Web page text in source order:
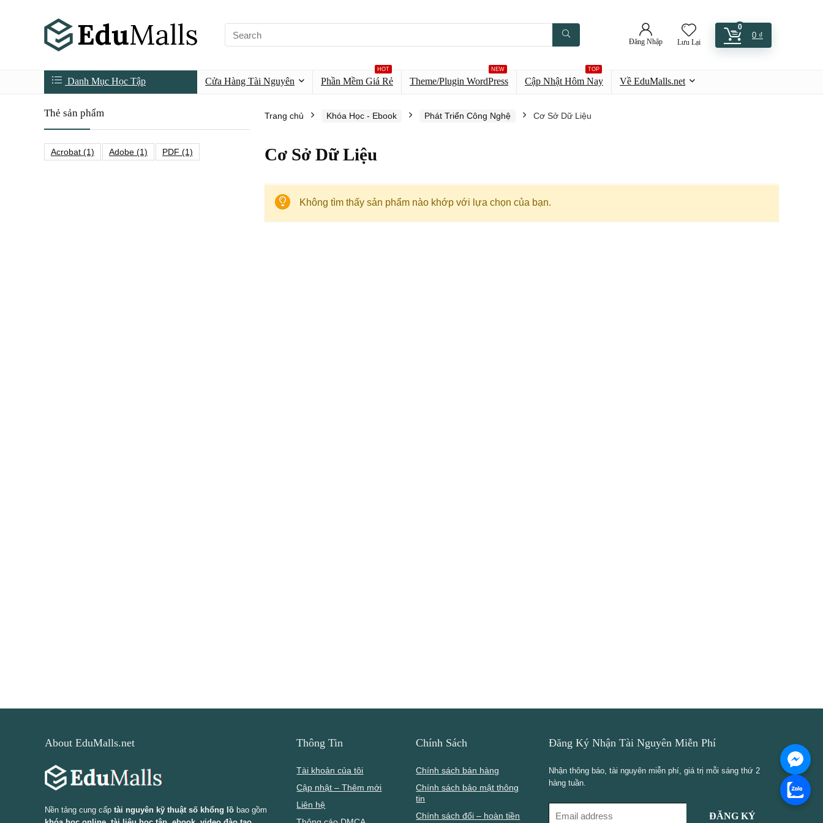
Đăng Nhập Lưu Lại
0
0 ₫
Danh Mục Học Tập Cửa Hàng Tài Nguyên
HOT
Phần Mềm Giá Rẻ
NEW
Theme/Plugin WordPress
TOP
Cập Nhật Hôm Nay Về EduMalls.net
Thẻ sản phẩm
Acrobat (1) Adobe (1) PDF (1)
Trang chủ Khóa Học - Ebook Phát Triển Công Nghệ Cơ Sở Dữ Liệu
Cơ Sở Dữ Liệu
Không tìm thấy sản phẩm nào khớp với lựa chọn của bạn.
About EduMalls.net
Nền tảng cung cấp tài nguyên kỹ thuật số khổng lồbao gồm
Thông Tin
Tài khoản của tôi
Cập nhật – Thêm mới
Liên hệ
Chính Sách
Chính sách bán hàng
Chính sách bảo mật thông
tin
Chính sách đổi – hoàn tiền
Đăng Ký Nhận Tài Nguyên Miễn Phí
Nhận thông báo, tài nguyên miễn phí, giá trị mỗi sáng thứ 2
hàng tuần.